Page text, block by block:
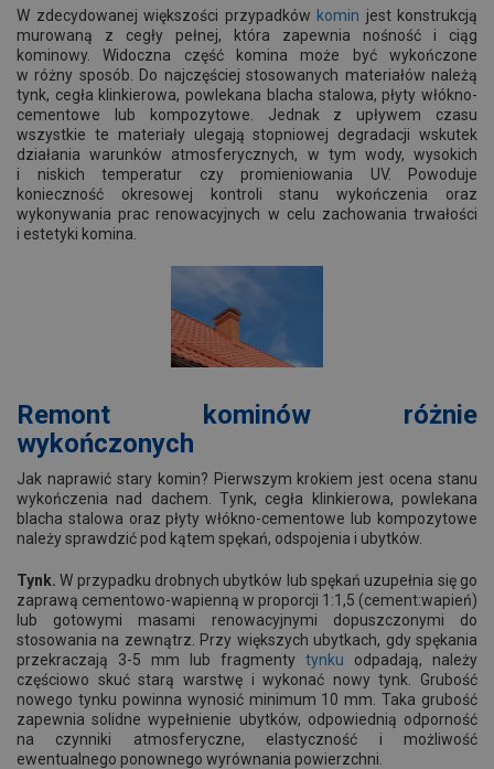
W zdecydowanej większości przypadków komin jest konstrukcją
murowaną z cegły pełnej, która zapewnia nośność i ciąg
kominowy. Widoczna część komina może być wykończone
w różny sposób. Do najczęściej stosowanych materiałów należą
tynk, cegła klinkierowa, powlekana blacha stalowa, płyty włókno-
cementowe lub kompozytowe. Jednak z upływem czasu
wszystkie te materiały ulegają stopniowej degradacji wskutek
działania warunków atmosferycznych, w tym wody, wysokich
i niskich temperatur czy promieniowania UV. Powoduje
konieczność okresowej kontroli stanu wykończenia oraz
wykonywania prac renowacyjnych w celu zachowania trwałości
i estetyki komina.
Remont kominów różnie
wykończonych
Jak naprawić stary komin? Pierwszym krokiem jest ocena stanu
wykończenia nad dachem. Tynk, cegła klinkierowa, powlekana
blacha stalowa oraz płyty włókno-cementowe lub kompozytowe
należy sprawdzić pod kątem spękań, odspojenia i ubytków.
Tynk.W przypadku drobnych ubytków lub spękań uzupełnia się go
zaprawą cementowo-wapienną w proporcji 1:1,5 (cement:wapień)
lub gotowymi masami renowacyjnymi dopuszczonymi do
stosowania na zewnątrz. Przy większych ubytkach, gdy spękania
przekraczają 3-5 mm lub fragmenty tynku odpadają, należy
częściowo skuć starą warstwę i wykonać nowy tynk. Grubość
nowego tynku powinna wynosić minimum 10 mm. Taka grubość
zapewnia solidne wypełnienie ubytków, odpowiednią odporność
na czynniki atmosferyczne, elastyczność i możliwość
ewentualnego ponownego wyrównania powierzchni.